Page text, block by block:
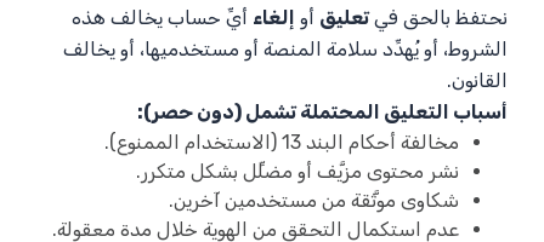
نحتفظ بالحق فيتعليق أو إلغاء أيِّ حساب يخالف هذه
الشروط، أو يُهدِّد سلامة المنصة أو مستخدميها، أو يخالف
القانون.
أسباب التعليق المحتملة تشمل (دون حصر):
مخالفة أحكام البند 13 (الاستخدام الممنوع).
نشر محتوى مزيَّف أو مضلِّل بشكل متكرر.
شكاوى موثَّقة من مستخدمين آخرين.
عدم استكمال التحقق من الهوية خلال مدة معقولة.